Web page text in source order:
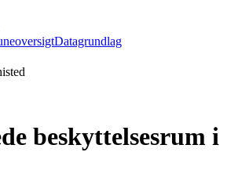
Datagrundlag
beskyttelsesrum i